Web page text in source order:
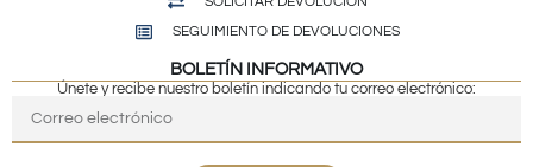
SEGUIMIENTO DE DEVOLUCIONES
BOLETÍN INFORMATIVO
Únete y recibe nuestro boletín indicando tu correo electrónico: